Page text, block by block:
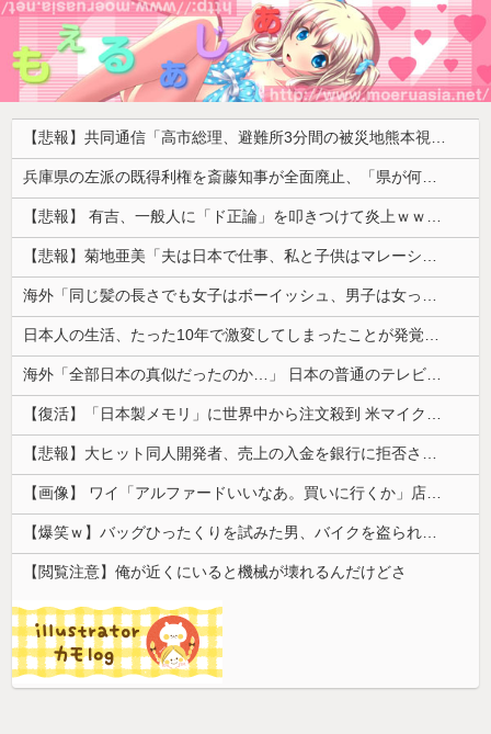
【悲報】共同通信「高市総理、避難所3分間の被災地熊本視察動画に批判！」 → 内閣報道官「避難所視察は51分間！大変な状況の中で、1時間近く受け入れていただき、感謝！」
兵庫県の左派の既得利権を斎藤知事が全面廃止、「県が何をするねん？」と存在意義そのものが不明で……
【悲報】 有吉、一般人に「ド正論」を叩きつけて炎上ｗｗｗｗｗｗｗｗ
【悲報】菊地亜美「夫は日本で仕事、私と子供はマレーシア、夫は毎月会いに来る」←これどう思う？
海外「同じ髪の長さでも女子はボーイッシュ、男子は女っぽい扱いになる」呼び名が逆転する境界線あるある…？
日本人の生活、たった10年で激変してしまったことが発覚・・・
海外「全部日本の真似だったのか…」 日本の普通のテレビ番組が最新SNSの数十年先を行っていたと話題に
【復活】「日本製メモリ」に世界中から注文殺到 米マイクロンが１兆５０００億円を表明
【悲報】大ヒット同人開発者、売上の入金を銀行に拒否され受け取れず、多額の納税義務だけが残るｗｗｗｗｗ
【画像】 ワイ「アルファードいいなあ。買いに行くか」店員「ほいっ見積もりな！」ワイ「金額おかしくね？」←お前らもそう思うよな？？？？？
【爆笑ｗ】バッグひったくりを試みた男、バイクを盗られる！
【閲覧注意】俺が近くにいると機械が壊れるんだけどさ